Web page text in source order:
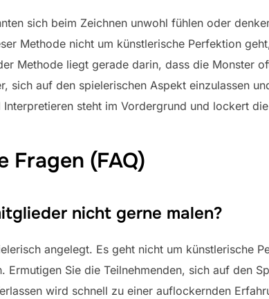
sich beim Zeichnen unwohl fühlen oder
Methode nicht um künstlerische Perfektion
Methode liegt gerade darin, dass die Monster
sich auf den spielerischen Aspekt einzulassen
Interpretieren steht im Vordergrund und lockert
Fragen (FAQ)
nicht gerne malen?
angelegt. Es geht nicht um künstlerische
Ermutigen Sie die Teilnehmenden, sich auf den
wird schnell zu einer auflockernden